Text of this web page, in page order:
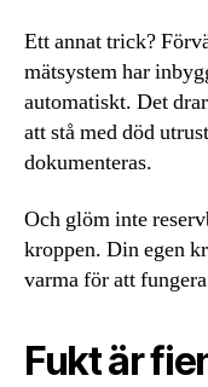
Ett annat trick?
mätsystem har
automatiskt. Det
att stå med död
dokumenteras.
Och glöm inte
kroppen. Din egen
varma för att
Fukt är